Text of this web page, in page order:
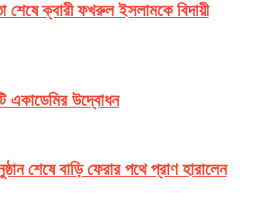
শেষে ক্বারী ফখরুল ইসলামকে বিদায়ী
একাডেমির উদ্বোধন
শেষে বাড়ি ফেরার পথে প্রাণ হারালেন